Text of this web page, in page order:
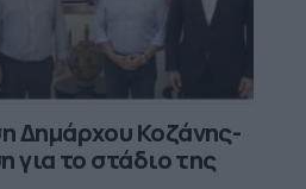
Δημάρχου Κοζάνης-
για το στάδιο της